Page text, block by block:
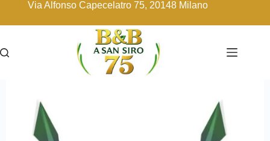
Via Alfonso Capecelatro 75, 20148 Milano